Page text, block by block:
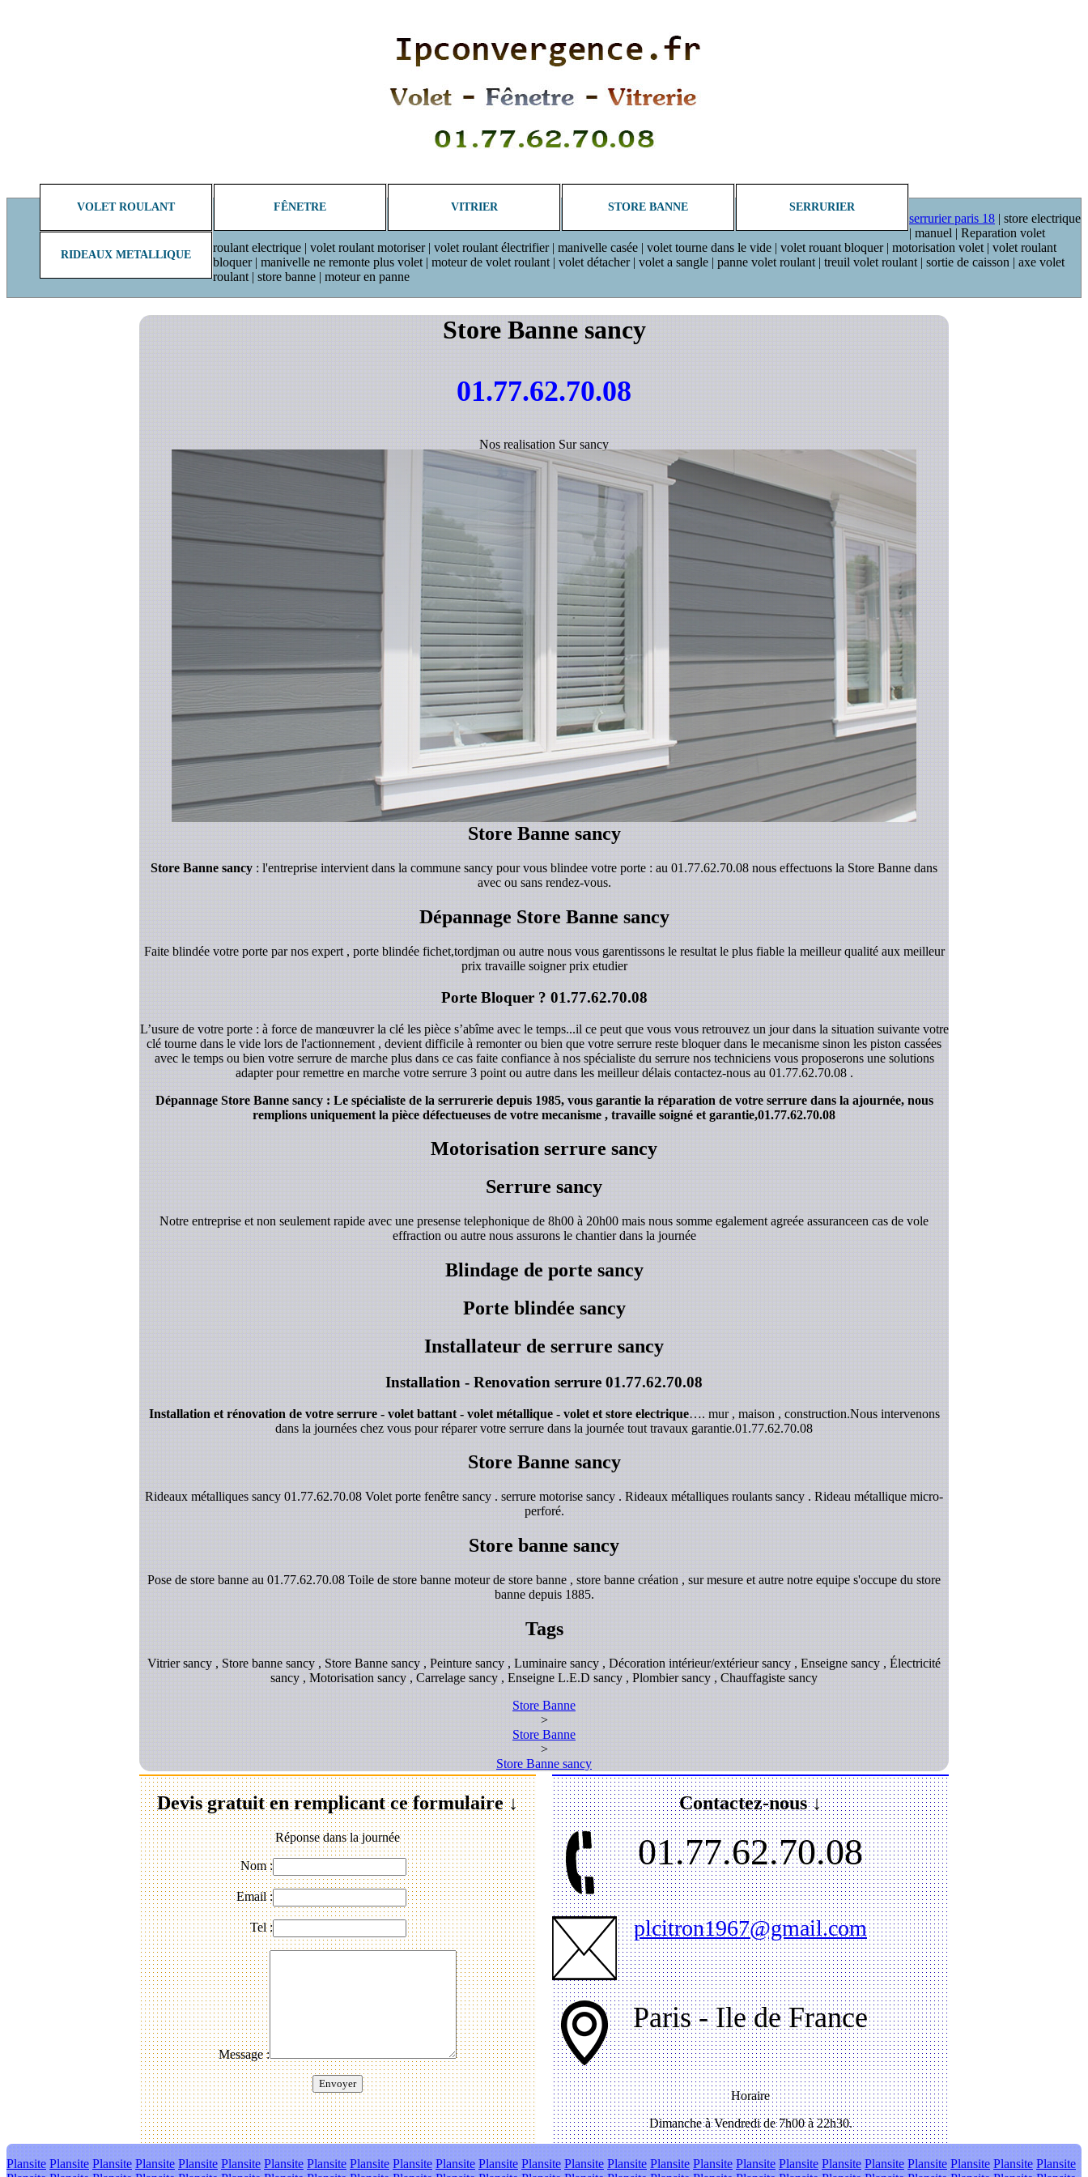
VOLET ROULANT FÊNETRE VITRIER STORE BANNE SERRURIER
RIDEAUX METALLIQUE
serrurier paris 18 | store electrique
| manuel | Reparation volet
roulant electrique | volet roulant motoriser | volet roulant électrifier | manivelle casée | volet tourne dans le vide | volet rouant bloquer | motorisation volet | volet roulant
bloquer | manivelle ne remonte plus volet | moteur de volet roulant | volet détacher | volet a sangle | panne volet roulant | treuil volet roulant | sortie de caisson | axe volet
roulant | store banne | moteur en panne
Store Banne sancy
01.77.62.70.08
Nos realisation Sur sancy
Store Banne sancy
Store Banne sancy: l'entreprise intervient dans la commune sancy pour vous blindee votre porte : au 01.77.62.70.08 nous effectuons la Store Banne dans
avec ou sans rendez-vous.
Dépannage Store Banne sancy
Faite blindée votre porte par nos expert , porte blindée fichet,tordjman ou autre nous vous garentissons le resultat le plus fiable la meilleur qualité aux meilleur
prix travaille soigner prix etudier
Porte Bloquer ?01.77.62.70.08
L’usure de votre porte : à force de manœuvrer la clé les pièce s’abîme avec le temps...il ce peut que vous vous retrouvez un jour dans la situation suivante votre
clé tourne dans le vide lors de l'actionnement , devient difficile à remonter ou bien que votre serrure reste bloquer dans le mecanisme sinon les piston cassées
avec le temps ou bien votre serrure de marche plus dans ce cas faite confiance à nos spécialiste du serrure nos techniciens vous proposerons une solutions
adapter pour remettre en marche votre serrure 3 point ou autre dans les meilleur délais contactez-nous au01.77.62.70.08.
Dépannage Store Banne sancy : Le spécialiste de la serrurerie depuis 1985, vous garantie la réparation de votre serrure dans la ajournée, nous
remplions uniquement la pièce défectueuses de votre mecanisme , travaille soigné et garantie,01.77.62.70.08
Motorisation serrure sancy
Serrure sancy
Notre entreprise et non seulement rapide avec une presense telephonique de 8h00 à 20h00 mais nous somme egalement agreée assuranceen cas de vole
effraction ou autre nous assurons le chantier dans la journée
Blindage de porte sancy
Porte blindée sancy
Installateur de serrure sancy
Installation - Renovation serrure01.77.62.70.08
Installation et rénovation de votre serrure - volet battant - volet métallique - volet et store electrique…. mur , maison , construction.Nous intervenons
dans la journées chez vous pour réparer votre serrure dans la journée tout travaux garantie.01.77.62.70.08
Store Banne sancy
Rideaux métalliques sancy 01.77.62.70.08 Volet porte fenêtre sancy . serrure motorise sancy . Rideaux métalliques roulants sancy . Rideau métallique micro-
perforé.
Store banne sancy
Pose de store banne au 01.77.62.70.08 Toile de store banne moteur de store banne , store banne création , sur mesure et autre notre equipe s'occupe du store
banne depuis 1885.
Tags
Vitrier sancy , Store banne sancy , Store Banne sancy , Peinture sancy , Luminaire sancy , Décoration intérieur/extérieur sancy , Enseigne sancy , Électricité
sancy , Motorisation sancy , Carrelage sancy , Enseigne L.E.D sancy , Plombier sancy , Chauffagiste sancy
Store Banne
>
Store Banne
>
Store Banne sancy
Devis gratuit en remplicant ce formulaire ↓
Réponse dans la journée
Nom :
Email :
Tel :
Message :
Contactez-nous ↓
01.77.62.70.08
plcitron1967@gmail.com
Paris - Ile de France
Horaire
Dimanche à Vendredi de 7h00 à 22h30.
Plansite Plansite Plansite Plansite Plansite Plansite Plansite Plansite Plansite Plansite Plansite Plansite Plansite Plansite Plansite Plansite Plansite Plansite Plansite Plansite Plansite Plansite Plansite Plansite Plansite